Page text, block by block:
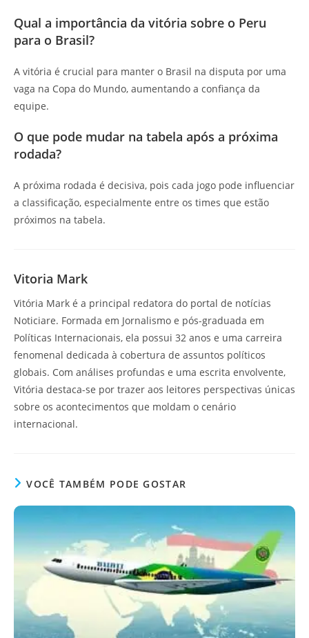
Qual a importância da vitória sobre o Peru
para o Brasil?
A vitória é crucial para manter o Brasil na disputa por uma
vaga na Copa do Mundo, aumentando a confiança da
equipe.
O que pode mudar na tabela após a próxima
rodada?
A próxima rodada é decisiva, pois cada jogo pode influenciar
a classificação, especialmente entre os times que estão
próximos na tabela.
Vitoria Mark
Vitória Mark é a principal redatora do portal de notícias
Noticiare. Formada em Jornalismo e pós-graduada em
Políticas Internacionais, ela possui 32 anos e uma carreira
fenomenal dedicada à cobertura de assuntos políticos
globais. Com análises profundas e uma escrita envolvente,
Vitória destaca-se por trazer aos leitores perspectivas únicas
sobre os acontecimentos que moldam o cenário
internacional.
VOCÊ TAMBÉM PODE GOSTAR